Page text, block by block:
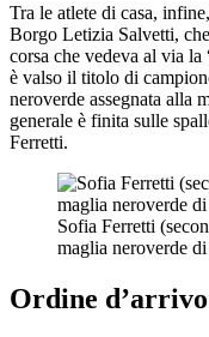
Tra le atlete di casa,
Borgo Letizia Salvetti,
corsa che vedeva al via
è valso il titolo di
neroverde assegnata alla
generale è finita sulle
Ferretti.
Sofia Ferretti
maglia neroverde
Ordine